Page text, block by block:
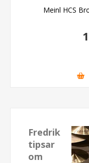
Meinl HCS
Fredrik
tipsar
om